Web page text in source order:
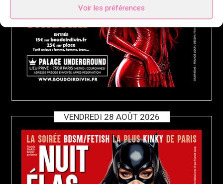
Voir les préférences
VENDREDI 28 AOÛT 2026